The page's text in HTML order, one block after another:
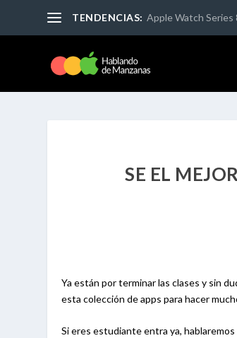
TENDENCIAS: Apple Watch Series
SE EL
Ya están por terminar las clases y sin
esta colección de apps para hacer
Si eres estudiante entra ya,